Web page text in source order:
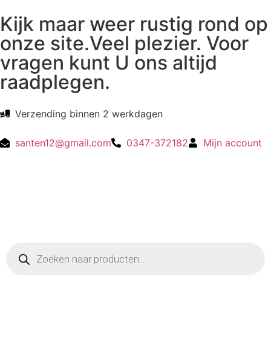
Kijk maar weer rustig rond op
onze site.Veel plezier. Voor
vragen kunt U ons altijd
raadplegen.
Verzending binnen 2 werkdagen
santen12@gmail.com 0347-372182 Mijn account